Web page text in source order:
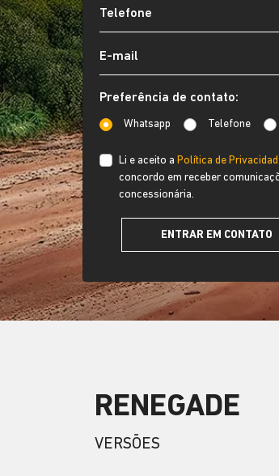
Preferência de contato:
Whatsapp Telefone
Li e aceito a Política de
concordo em receber
concessionária.
ENTRAR EM CONTATO
RENEGADE
VERSÕES